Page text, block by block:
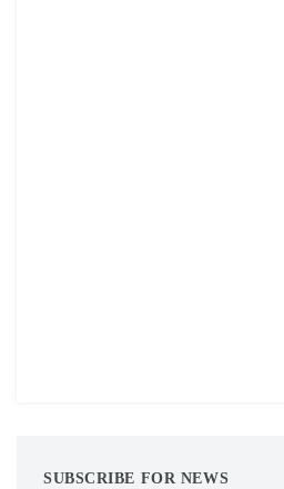
SUBSCRIBE FOR NEWS